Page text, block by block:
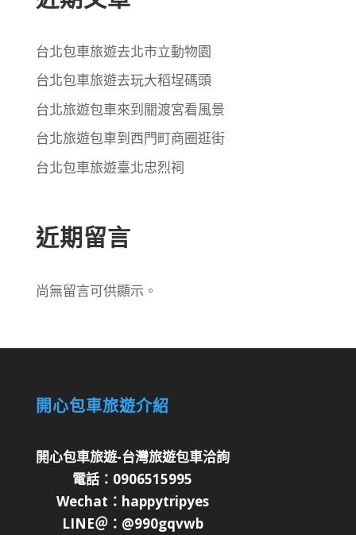
台北包車旅遊去北市立動物園
台北包車旅遊去玩大稻埕碼頭
台北旅遊包車來到關渡宮看風景
台北旅遊包車到西門町商圈逛街
台北包車旅遊臺北忠烈祠
近期留言
尚無留言可供顯示。
開心包車旅遊介紹
開心包車旅遊-台灣旅遊包車洽詢
電話：0906515995
Wechat：happytripyes
LINE＠：@990gqvwb